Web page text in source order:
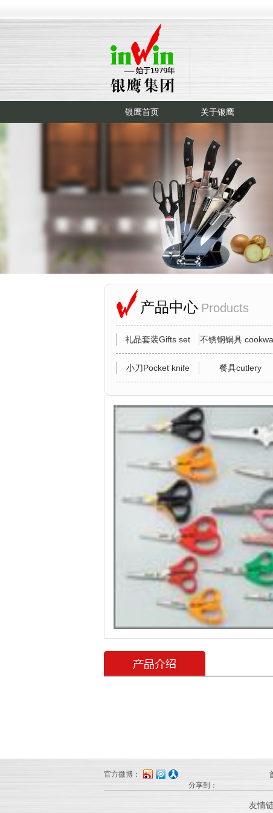
银鹰首页 关于银鹰
产品中心 Products
礼品套装Gifts set 不锈钢锅具
小刀Pocket knife 餐具cutlery
官方微博：
分享到：
友情